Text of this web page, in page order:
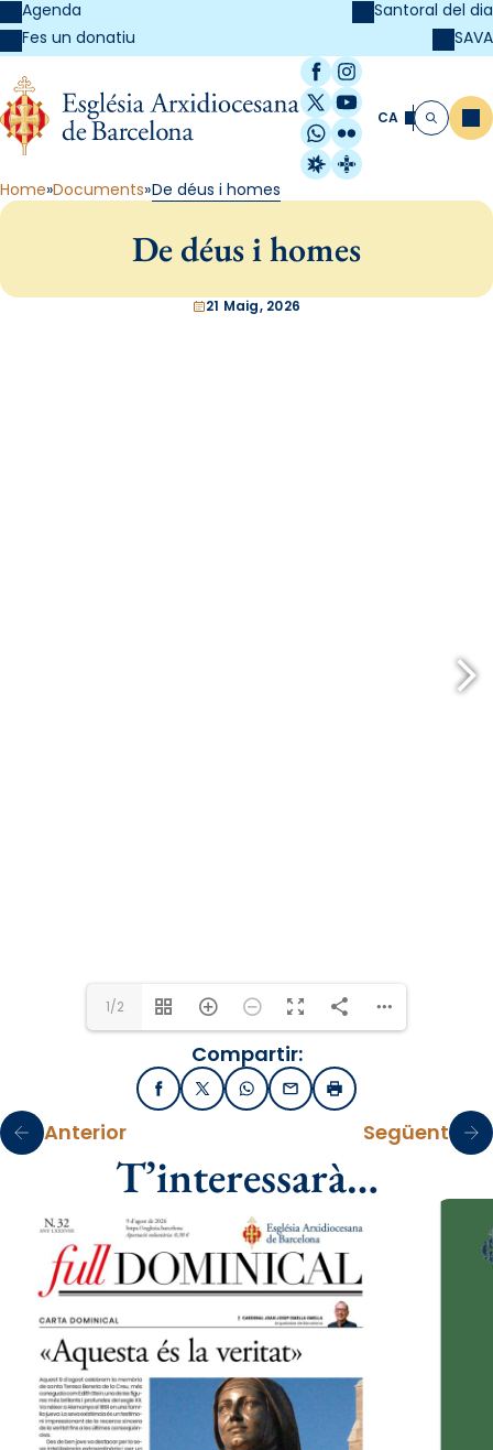
Agenda
Fes un donatiu
Santoral del dia
SAVA
Facebook
Instagram
X / Twitter
YouTube
WhatsApp
Flickr
Radio Estel
Catalunya
CA Cerca
Home Documents De déus i homes
De déus i homes
21 Maig, 2026
1/2
Compartir:
FacebookX / TwitterWhatsApp
EmailImprimir
Anterior Següent
T’interessarà…